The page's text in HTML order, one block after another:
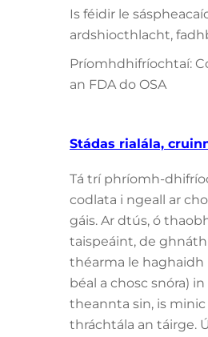
Is féidir le
ardshiocthlacht,
Príomhdhifríochtaí:
an FDA do OSA
Stádas rialála,
Tá trí phríomh-
codlata i ngeall ar
gáis. Ar dtús, ó
taispeáint, de
théarma le haghaidh
béal a chosc snóra)
theannta sin, is
thráchtála an táirge.